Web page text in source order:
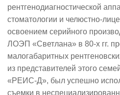
рентгенодиагностической
стоматологии и челюстно-
освоением серийного
ЛОЭП «Светлана» в 80-х гг.
малогабаритных
из представителей этого
«РЕИС-Д», был успешно
съемки в